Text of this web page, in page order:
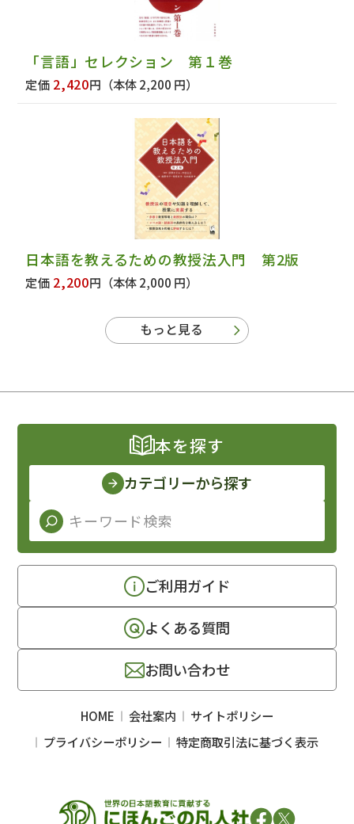
「言語」セレクション 第１巻
定価 2,420円 （本体 2,200 円）
日本語を教えるための教授法入門 第2版
定価 2,200円 （本体 2,000 円）
もっと見る
本を探す
カテゴリーから探す
ご利用ガイド
よくある質問
お問い合わせ
HOME 会社案内
サイトポリシー
プライバシーポリシー
特定商取引法に基づく表示